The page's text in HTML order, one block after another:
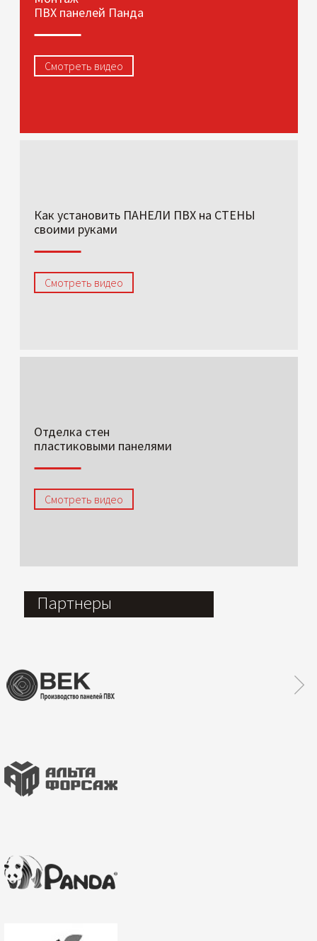
ПВХ панелей Панда
Смотреть видео
Как установить ПАНЕЛИ ПВХ на СТЕНЫ
своими руками
Смотреть видео
Отделка стен
пластиковыми панелями
Смотреть видео
Партнеры